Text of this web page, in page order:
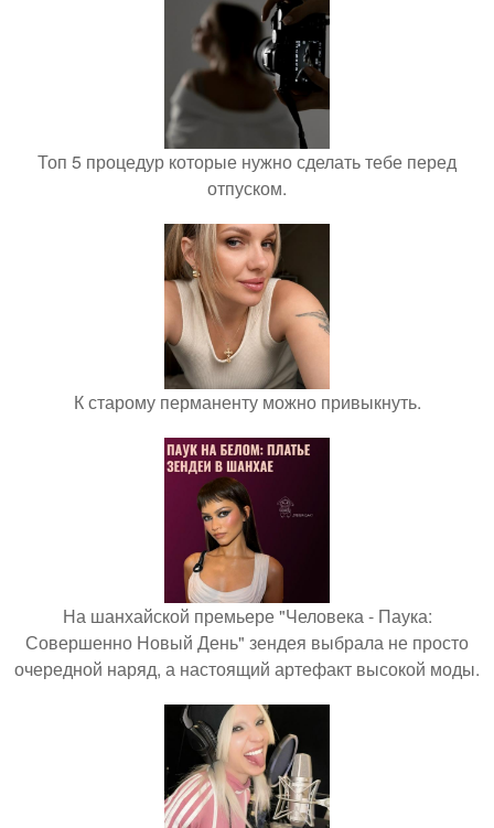
Топ 5 процедур которые нужно сделать тебе перед
отпуском.
К старому перманенту можно привыкнуть.
На шанхайской премьере "Человека - Паука:
Совершенно Новый День" зендея выбрала не просто
очередной наряд, а настоящий артефакт высокой моды.